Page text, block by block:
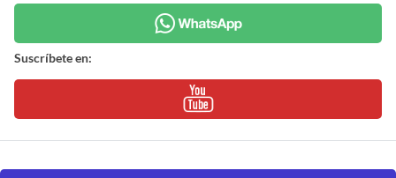
Suscríbete en: